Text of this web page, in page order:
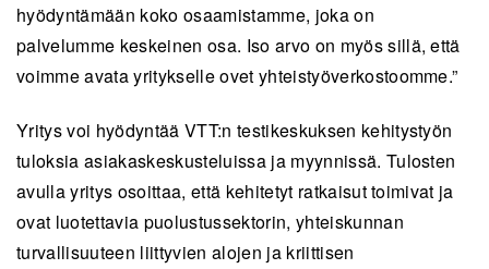
hyödyntämään koko osaamistamme, joka on
palvelumme keskeinen osa. Iso arvo on myös sillä, että
voimme avata yritykselle ovet yhteistyöverkostoomme.”
Yritys voi hyödyntää VTT:n testikeskuksen kehitystyön
tuloksia asiakaskeskusteluissa ja myynnissä. Tulosten
avulla yritys osoittaa, että kehitetyt ratkaisut toimivat ja
ovat luotettavia puolustussektorin, yhteiskunnan
turvallisuuteen liittyvien alojen ja kriittisen